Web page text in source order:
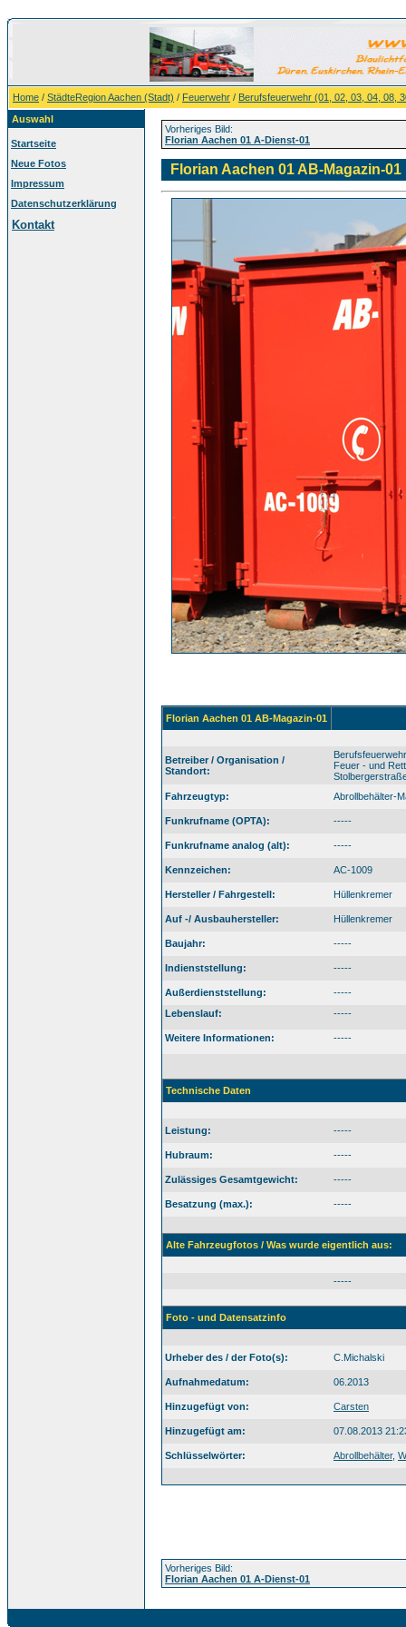
Home / StädteRegion Aachen (Stadt) / Feuerwehr / Berufsfeuerwehr (01, 02, 03, 04, 08,
Auswahl
Startseite
Neue Fotos
Impressum
Datenschutzerklärung
Kontakt
Vorheriges Bild:
Florian Aachen 01 A-Dienst-01
Florian Aachen 01 AB-Magazin-01
Florian Aachen 01 AB-Magazin-01
Betreiber / Organisation /
Standort:
Feuer - und
Fahrzeugtyp:
Abrollbehälter-
Funkrufname (OPTA): -----
Funkrufname analog (alt): -----
Kennzeichen: AC-1009
Hersteller / Fahrgestell: Hüllenkremer
Auf -/ Ausbauhersteller: Hüllenkremer
Baujahr: -----
Indienststellung: -----
Außerdienststellung:
-----
Lebenslauf:
-----
Weitere Informationen: -----
Technische Daten
Leistung: -----
Hubraum: -----
Zulässiges Gesamtgewicht: -----
Besatzung (max.): -----
Alte Fahrzeugfotos / Was wurde eigentlich aus:
-----
Foto - und Datensatzinfo
Urheber des / der Foto(s): C.Michalski
Aufnahmedatum: 06.2013
Hinzugefügt von: Carsten
Hinzugefügt am: 07.08.2013
Schlüsselwörter: Abrollbehälter,
Vorheriges Bild:
Florian Aachen 01 A-Dienst-01